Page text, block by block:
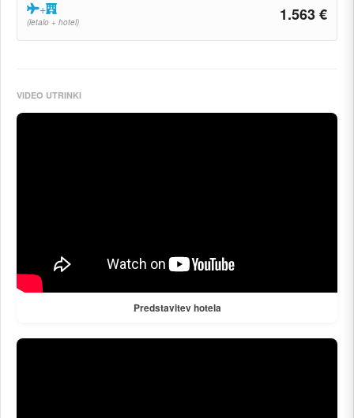
+
(letalo + hotel) 1.563 €
VIDEO UTRINKI
Predstavitev hotela